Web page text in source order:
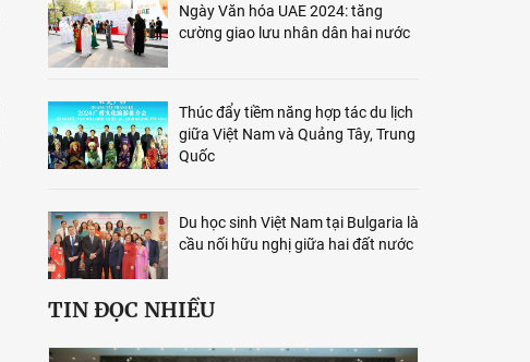
Ngày Văn hóa UAE 2024: tăng
cường giao lưu nhân dân hai nước
Thúc đẩy tiềm năng hợp tác du lịch
giữa Việt Nam và Quảng Tây, Trung
Quốc
Du học sinh Việt Nam tại Bulgaria là
cầu nối hữu nghị giữa hai đất nước
TIN ĐỌC NHIỀU